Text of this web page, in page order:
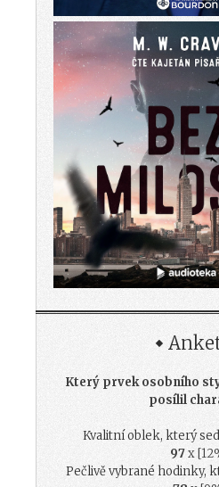
Který prvek osobního
posílil
Kvalitní oblek, který
97x
Pečlivě vybrané hodinky,